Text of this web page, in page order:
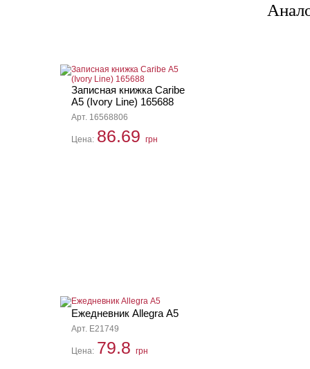
Записная книжка Caribe
А5 (Ivory Line) 165688
Арт. 16568806
Цена: 86.69 грн
Ежедневник Allegra А5
Арт. E21749
Цена: 79.8 грн